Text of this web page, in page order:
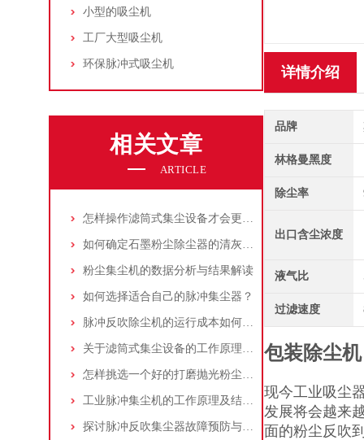
小型的吸尘机
工厂大型吸尘机
环保脉冲式吸尘机
相关文章
ARTICLE
怎样操作滤筒式集尘设备才会更安全
如何确定石墨粉尘除尘器的清灰速度？
粉尘集尘机的数据分析与结果解读
如何选择适合自己的脉冲集尘器？
脉冲反吹除尘机的运行成本如何控制和优化？
关于滤筒式集尘设备的工作原理及特点说明
怎样挑选一个好的打磨抛光粉尘吸尘器
工业脉冲集尘机的工作原理及结构特点说明
探讨脉冲反吹集尘器故障预防与维护要点
详情介绍
品牌
林格曼黑度
除尘率
出口含尘浓度
液气比
过滤速度
包装除尘机
现今工业吸尘
发展将会越来
面的粉尘反吹